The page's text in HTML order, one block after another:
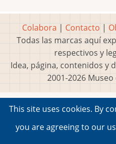
Colabora | Contacto |
Todas las marcas aquí
respectivos y
Idea, página, contenidos y
2001-2026
This site uses cookies. By
you are agreeing to our